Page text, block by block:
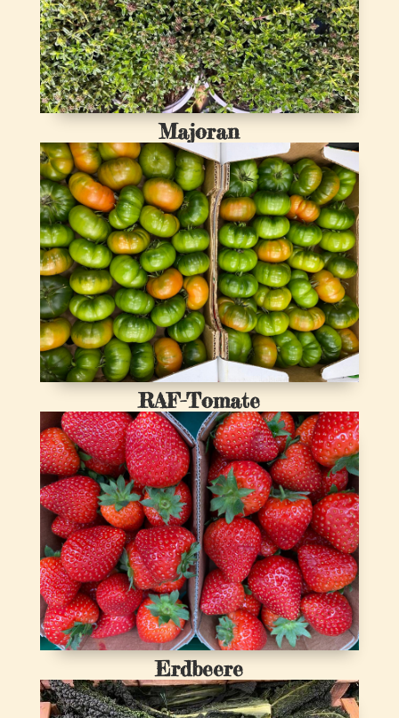
Majoran
RAF-Tomate
Erdbeere